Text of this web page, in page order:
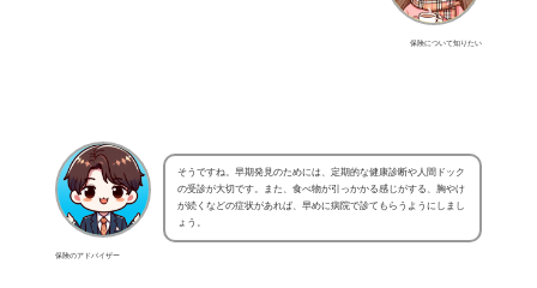
保険について知りたい
保険のアドバイザー
そうですね。早期発見のためには、定期的な健康診断や人間ドック
の受診が大切です。また、食べ物が引っかかる感じがする、胸やけ
が続くなどの症状があれば、早めに病院で診てもらうようにしまし
ょう。